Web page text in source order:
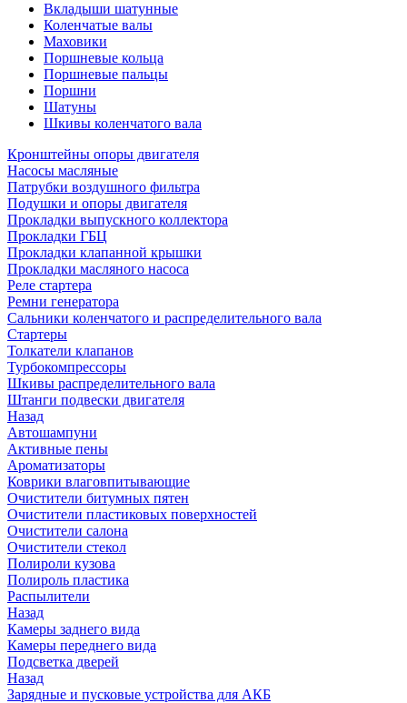
Вкладыши шатунные
Коленчатые валы
Маховики
Поршневые кольца
Поршневые пальцы
Поршни
Шатуны
Шкивы коленчатого вала
Кронштейны опоры двигателя
Насосы масляные
Патрубки воздушного фильтра
Подушки и опоры двигателя
Прокладки выпускного коллектора
Прокладки ГБЦ
Прокладки клапанной крышки
Прокладки масляного насоса
Реле стартера
Ремни генератора
Сальники коленчатого и распределительного вала
Стартеры
Толкатели клапанов
Турбокомпрессоры
Шкивы распределительного вала
Штанги подвески двигателя
Назад
Автошампуни
Активные пены
Ароматизаторы
Коврики влаговпитывающие
Очистители битумных пятен
Очистители пластиковых поверхностей
Очистители салона
Очистители стекол
Полироли кузова
Полироль пластика
Распылители
Назад
Камеры заднего вида
Камеры переднего вида
Подсветка дверей
Назад
Зарядные и пусковые устройства для АКБ